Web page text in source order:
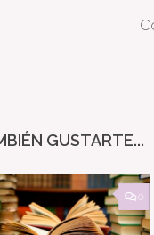
GUSTARTE...
0